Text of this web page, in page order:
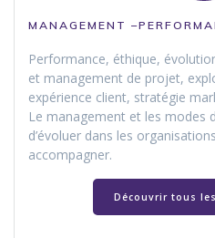
MANAGEMENT
Performance, éthique,
et management de projet,
expérience client, stratégie
Le management et les modes
d’évoluer dans les
accompagner.
Découvrir tous